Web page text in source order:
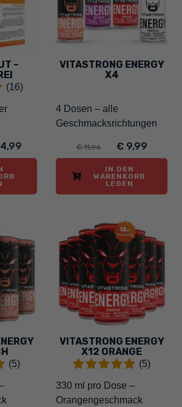
–
(16)
VITASTRONG ENERGY
X4
4 Dosen – alle
Geschmacksrichtungen
€ 11,96 € 9,99
IN DEN
WARENKORB
LEGEN
(5)
VITASTRONG ENERGY
X12 ORANGE
(5)
330 ml pro Dose –
Orangengeschmack